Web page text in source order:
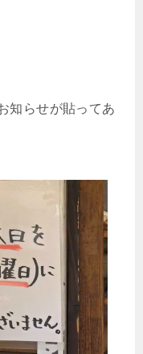
知らせが貼ってあ